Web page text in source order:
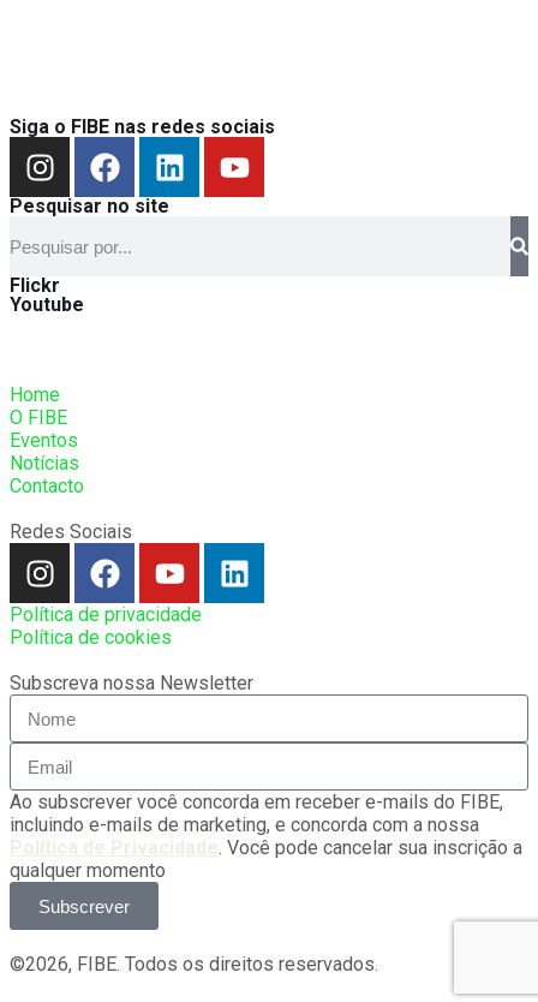
Siga o FIBE nas redes sociais
Pesquisar no site
Flickr
Youtube
Home
O FIBE
Eventos
Notícias
Contacto
Redes Sociais
Política de privacidade
Política de cookies
Subscreva nossa Newsletter
Ao subscrever você concorda em receber e-mails do FIBE,
incluindo e-mails de marketing, e concorda com a nossa
Política de Privacidade. Você pode cancelar sua inscrição a
qualquer momento
Subscrever
©2026, FIBE. Todos os direitos reservados.